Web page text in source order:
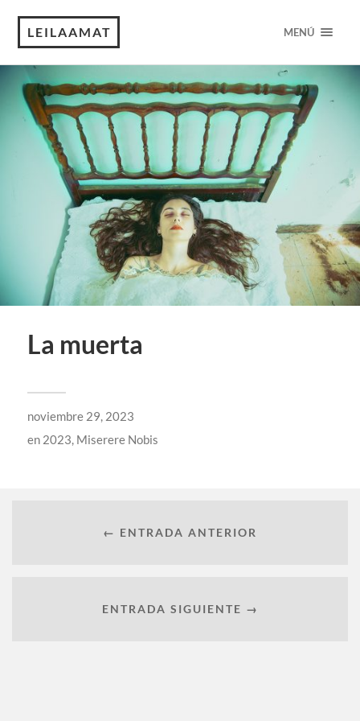
LEILAAMAT MENÚ
La muerta
noviembre 29, 2023
en 2023, Miserere Nobis
← ENTRADA ANTERIOR
ENTRADA SIGUIENTE →